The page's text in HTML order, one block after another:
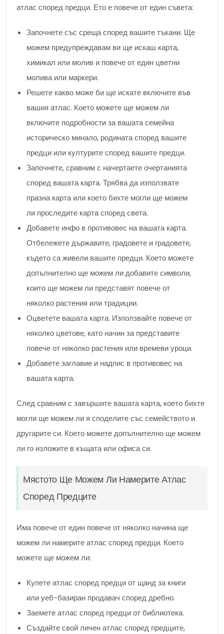
атлас според предци. Ето е повече от един съвета:
Започнете със среща според вашите тъкани. Ще
можем предупреждавам ви ще искаш карта,
химикал или молив и повече от един цветни
молива или маркери.
Решете какво може би ще искате включите във
вашия атлас. Което можете ще можем ли
включите подробности за вашата семейна
историческо минало, родината според вашите
предци или културите според вашите предци.
Започнете, сравним с начертаете очертанията
според вашата карта. Трябва да използвате
празна карта или което бихте могли ще можем
ли проследите карта според света.
Добавете инфо в противовес на вашата карта.
Отбележете държавите, градовете и градовете,
където са живели вашите предци. Което можете
допълнително ще можем ли добавите символи,
които ще можем ли представят повече от
няколко растения или традиции.
Оцветете вашата карта. Използвайте повече от
няколко цветове, като начин за представите
повече от няколко растения или времеви уроци.
Добавете заглавие и надпис в противовес на
вашата карта.
След сравним с завършите вашата карта, което бихте
могли ще можем ли я споделите със семейството и
другарите си. Което можете допълнително ще можем
ли го изложите в къщата или офиса си.
Мястото Ще Можем Ли Намерите Атлас
Според Предците
Има повече от един повече от няколко начина ще
можем ли намерите атлас според предци. Което
можете ще можем ли:
Купете атлас според предци от щанд за книги
или уеб-базиран продавач според дребно.
Заемете атлас според предци от библиотека.
Създайте свой личен атлас според предците,